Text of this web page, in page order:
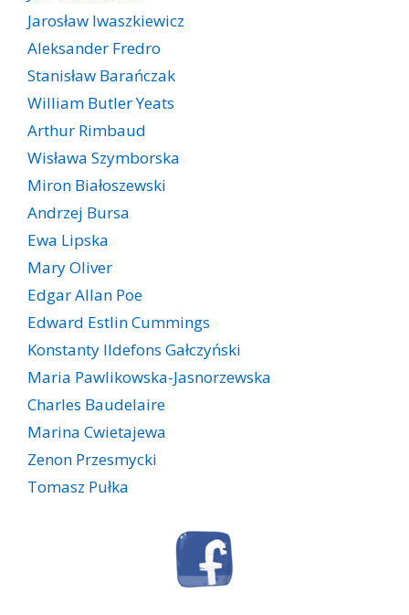
Jarosław Iwaszkiewicz
Aleksander Fredro
Stanisław Barańczak
William Butler Yeats
Arthur Rimbaud
Wisława Szymborska
Miron Białoszewski
Andrzej Bursa
Ewa Lipska
Mary Oliver
Edgar Allan Poe
Edward Estlin Cummings
Konstanty Ildefons Gałczyński
Maria Pawlikowska-Jasnorzewska
Charles Baudelaire
Marina Cwietajewa
Zenon Przesmycki
Tomasz Pułka